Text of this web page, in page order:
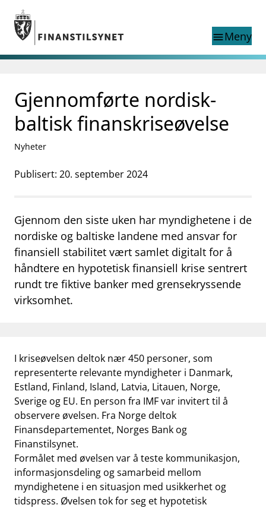
Gå til hovedinnhold
Gå til søkesiden
menuMeny
nettstedet
language
English
exist in English
English home page
Aktuelt
Finanstilsynets registre
businessOm Finanstilsynet
mail_outlineKontakt oss
work_outlineJobb hos oss
dashboard
Gjennomførte nordisk-
baltisk finanskriseøvelse
Nyheter
Publisert: 20. september 2024
Gjennom den siste uken har myndighetene i de
nordiske og baltiske landene med ansvar for
finansiell stabilitet vært samlet digitalt for å
håndtere en hypotetisk finansiell krise sentrert
rundt tre fiktive banker med grensekryssende
virksomhet.
I kriseøvelsen deltok nær 450 personer, som
representerte relevante myndigheter i Danmark,
Estland, Finland, Island, Latvia, Litauen, Norge,
Sverige og EU. En person fra IMF var invitert til å
observere øvelsen. Fra Norge deltok
Finansdepartementet, Norges Bank og
Finanstilsynet.
Formålet med øvelsen var å teste kommunikasjon,
informasjonsdeling og samarbeid mellom
myndighetene i en situasjon med usikkerhet og
tidspress. Øvelsen tok for seg et hypotetisk